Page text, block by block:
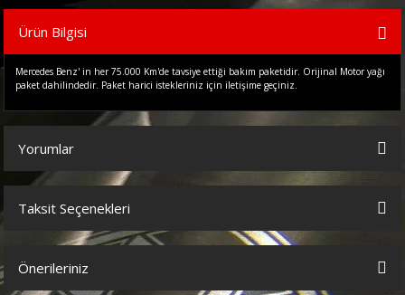
Ürün Bilgisi
Mercedes Benz' in her 75.000 Km'de tavsiye ettiği bakım paketidir. Orijinal Motor yağı
paket dahilindedir. Paket harici istekleriniz için iletişime geçiniz.
Yorumlar
Bu ürüne ilk yorumu siz yapın!
Taksit Seçenekleri
Önerileriniz